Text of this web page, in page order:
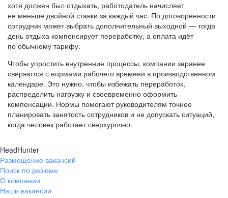
хотя должен был отдыхать, работодатель начисляет
не меньше двойной ставки за каждый час. По договорённости
сотрудник может выбрать дополнительный выходной — тогда
день отдыха компенсирует переработку, а оплата идёт
по обычному тарифу.
Чтобы упростить внутренние процессы, компании заранее
сверяются с нормами рабочего времени в производственном
календаре. Это нужно, чтобы избежать переработок,
распределить нагрузку и своевременно оформить
компенсации. Нормы помогают руководителям точнее
планировать занятость сотрудников и не допускать ситуаций,
когда человек работает сверхурочно.
HeadHunter
Размещение вакансий
Поиск по резюме
О компании
Наши вакансии